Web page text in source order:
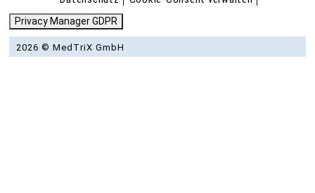
Privacy Manager GDPR
2026 © MedTriX GmbH